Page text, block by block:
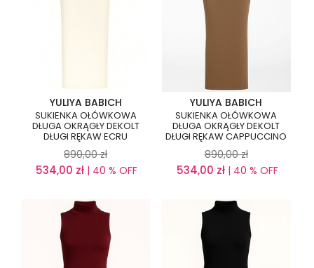
YULIYA BABICH
SUKIENKA OŁÓWKOWA
DŁUGA OKRĄGŁY DEKOLT
DŁUGI RĘKAW ECRU
890,00 zł
534,00 zł | 40 % OFF
YULIYA BABICH
SUKIENKA OŁÓWKOWA
DŁUGA OKRĄGŁY DEKOLT
DŁUGI RĘKAW CAPPUCCINO
890,00 zł
534,00 zł| 40 % OFF